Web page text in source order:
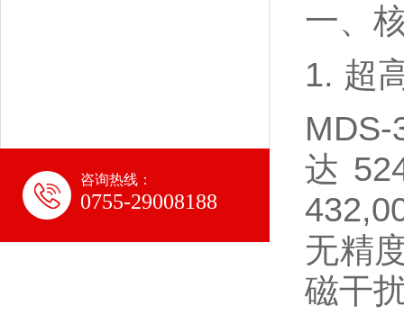
咨询热线：
0755-29008188
一、
1. 超
MDS-
达
无精
磁干